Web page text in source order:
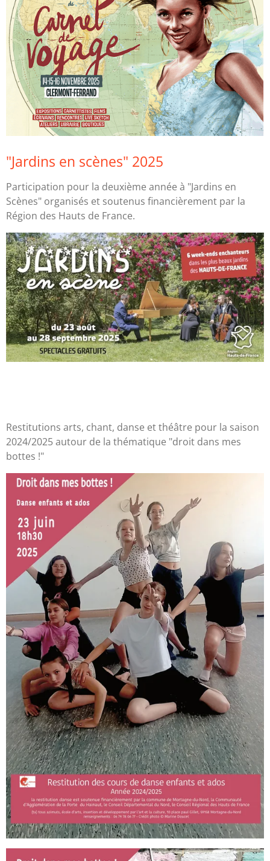
"Jardins en scènes" 2025
Participation pour la deuxième année à "Jardins en
Scènes" organisés et soutenus financièrement par la
Région des Hauts de France.
Restitutions arts, chant, danse et théâtre pour la saison
2024/2025 autour de la thématique "droit dans mes
bottes !"